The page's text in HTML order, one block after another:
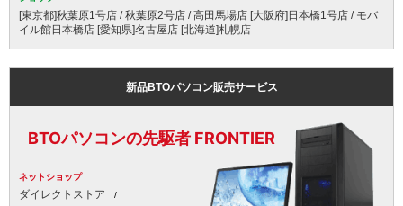
[東京都]秋葉原1号店 / 秋葉原2号店 / 高田馬場店 [大阪府]日本橋1号店 / モバ
イル館日本橋店 [愛知県]名古屋店 [北海道]札幌店
新品BTOパソコン販売サービス
BTOパソコンの先駆者 FRONTIER
ネットショップ
ダイレクトストア